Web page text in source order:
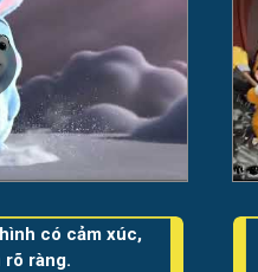
có cảm xúc,
rõ ràng.